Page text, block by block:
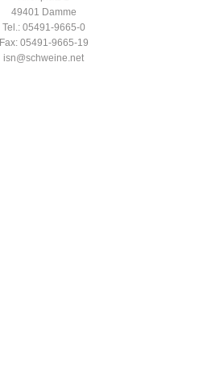
49401 Damme
Tel.: 05491-9665-0
Fax: 05491-9665-19
isn@schweine.net